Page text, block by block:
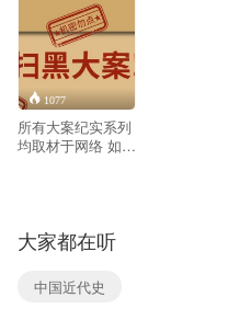
1077
所有大案纪实系列
均取材于网络 如有
法。 感谢小伙伴们
的支持。 小虎会越
来越好。
大家都在听
中国近代史